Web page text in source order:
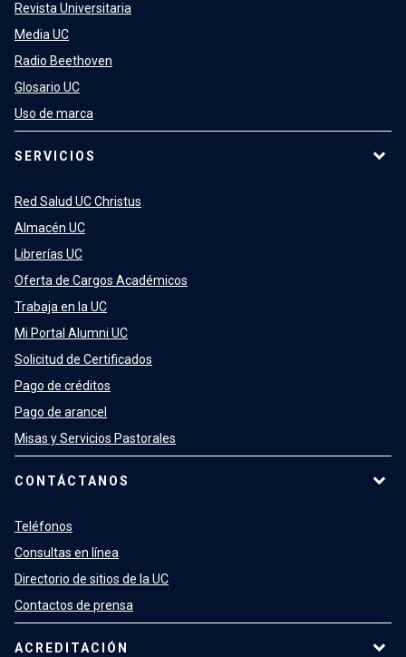
Revista Universitaria
Media UC
Radio Beethoven
Glosario UC
Uso de marca
SERVICIOS
Red Salud UC Christus
Almacén UC
Librerías UC
Oferta de Cargos Académicos
Trabaja en la UC
Mi Portal Alumni UC
Solicitud de Certificados
Pago de créditos
Pago de arancel
Misas y Servicios Pastorales
CONTÁCTANOS
Teléfonos
Consultas en línea
Directorio de sitios de la UC
Contactos de prensa
ACREDITACIÓN